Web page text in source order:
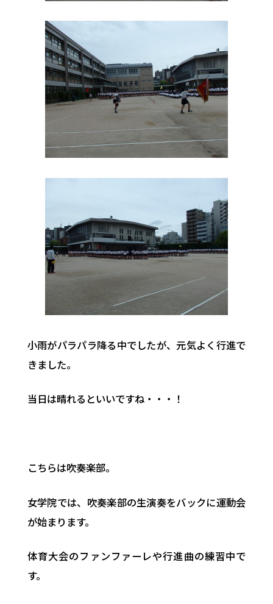
小雨がパラパラ降る中でしたが、元気よく行進で
きました。
当日は晴れるといいですね・・・！
こちらは吹奏楽部。
女学院では、吹奏楽部の生演奏をバックに運動会
が始まります。
体育大会のファンファーレや行進曲の練習中で
す。